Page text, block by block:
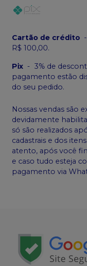
Cartão de crédito -
R$ 100,00.
Pix - 3% de
pagamento estão
do seu pedido.
Nossas vendas são
devidamente
só são realizados
cadastrais e dos
atento, após você
e caso tudo esteja
pagamento via